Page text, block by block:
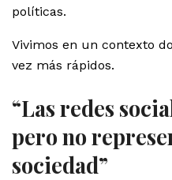
políticas.
Vivimos en un contexto
vez más rápidos.
“Las redes
pero no
sociedad”